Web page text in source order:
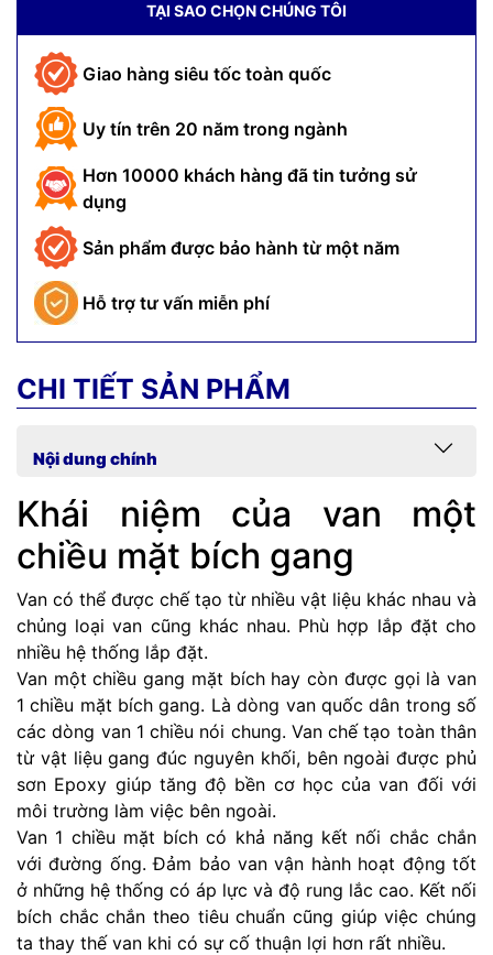
TẠI SAO CHỌN CHÚNG TÔI
Giao hàng siêu tốc toàn quốc
Uy tín trên 20 năm trong ngành
Hơn 10000 khách hàng đã tin tưởng sử
dụng
Sản phẩm được bảo hành từ một năm
Hỗ trợ tư vấn miễn phí
CHI TIẾT SẢN PHẨM
Nội dung chính
Khái niệm của van một
chiều mặt bích gang
Van có thể được chế tạo từ nhiều vật liệu khác nhau và
chủng loại van cũng khác nhau. Phù hợp lắp đặt cho
nhiều hệ thống lắp đặt.
Van một chiều gang mặt bích hay còn được gọi là van
1 chiều mặt bích gang. Là dòng van quốc dân trong số
các dòng van 1 chiều nói chung. Van chế tạo toàn thân
từ vật liệu gang đúc nguyên khối, bên ngoài được phủ
sơn Epoxy giúp tăng độ bền cơ học của van đối với
môi trường làm việc bên ngoài.
Van 1 chiều mặt bích có khả năng kết nối chắc chắn
với đường ống. Đảm bảo van vận hành hoạt động tốt
ở những hệ thống có áp lực và độ rung lắc cao. Kết nối
bích chắc chắn theo tiêu chuẩn cũng giúp việc chúng
ta thay thế van khi có sự cố thuận lợi hơn rất nhiều.